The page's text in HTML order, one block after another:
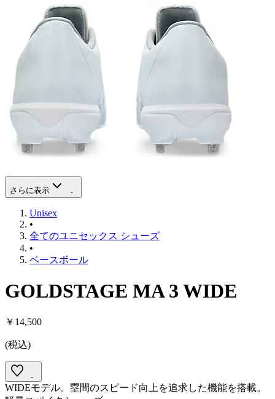
さらに表示
Unisex
•
全てのユニセックス シューズ
•
ベースボール
GOLDSTAGE MA 3 WIDE
￥14,500
(税込)
WIDEモデル。塁間のスピード向上を追求した機能を搭載。